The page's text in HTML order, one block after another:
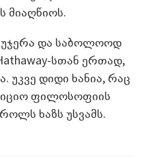
მიაღწიოს.
და საბოლოოდ
სთან ერთად,
უკვე დიდი ხანია, რაც
ფილოსოფიის
ხაზს უსვამს.